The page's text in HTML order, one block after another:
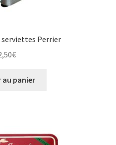
Perrier
€
panier